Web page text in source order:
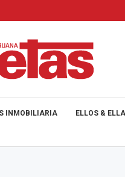
INMOBILIARIA ELLOS &